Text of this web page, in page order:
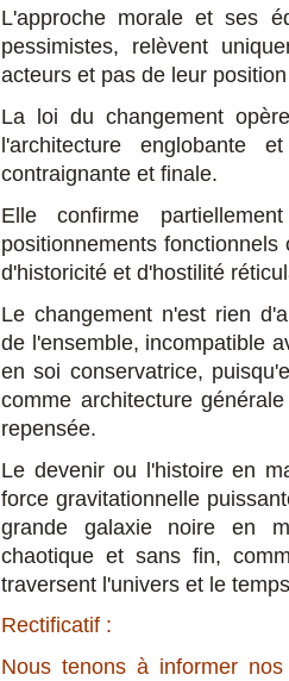
L'approche morale et ses
pessimistes, relèvent
acteurs et pas de leur
La loi du changement
l'architecture englobante
contraignante et finale.
Elle confirme
positionnements
d'historicité et d'hostilité
Le changement n'est rien
de l'ensemble, incompatible
en soi conservatrice,
comme architecture
repensée.
Le devenir ou l'histoire en
force gravitationnelle
grande galaxie noire en
chaotique et sans fin,
traversent l'univers et le
Rectificatif :
Nous tenons à informer